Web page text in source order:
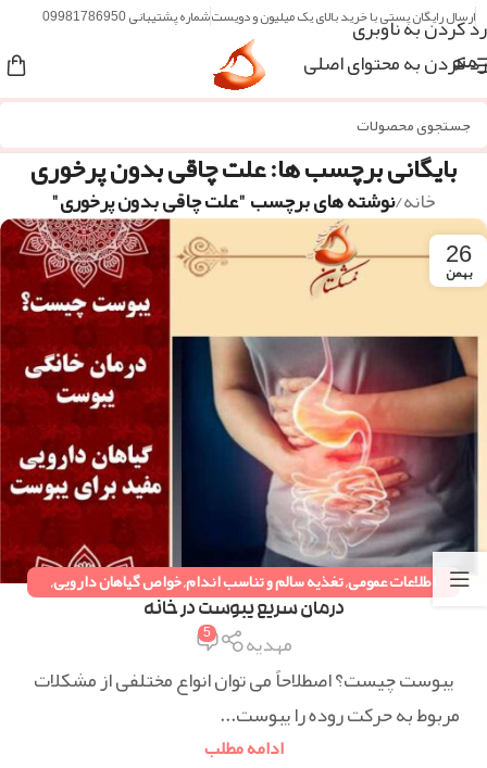
رد کردن به ناوبری
رد کردن به محتوای اصلی
ارسال رایگان پستی با خرید بالای یک میلیون و دویستشماره پشتیبانی 09981786950
منو
بایگانی برچسب ها: علت چاقی بدون پرخوری
خانه/نوشته های برچسب "علت چاقی بدون پرخوری"
26
بهمن
اطلاعات عمومی,تغذیه سالم و تناسب اندام,خواص گیاهان دارویی,
دستورات طب سنتی,همه مقالات
درمان سریع یبوست در خانه
مهدیه 5
یبوست چیست؟ اصطلاحاً می توان انواع مختلفی از مشکلات
مربوط به حرکت روده را یبوست...
ادامه مطلب